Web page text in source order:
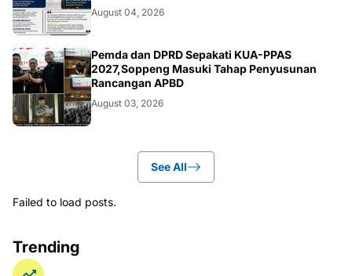
August 04, 2026
NEWS
Pemda dan DPRD Sepakati KUA-PPAS
2027,Soppeng Masuki Tahap Penyusunan
Rancangan APBD
August 03, 2026
See All
Failed to load posts.
Trending